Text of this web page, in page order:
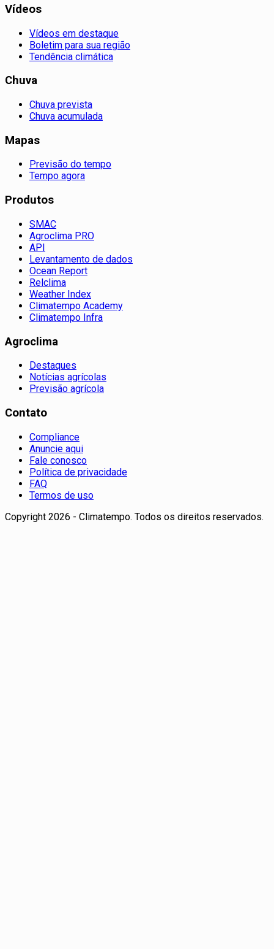
Vídeos
Vídeos em destaque
Boletim para sua região
Tendência climática
Chuva
Chuva prevista
Chuva acumulada
Mapas
Previsão do tempo
Tempo agora
Produtos
SMAC
Agroclima PRO
API
Levantamento de dados
Ocean Report
Relclima
Weather Index
Climatempo Academy
Climatempo Infra
Agroclima
Destaques
Notícias agrícolas
Previsão agrícola
Contato
Compliance
Anuncie aqui
Fale conosco
Política de privacidade
FAQ
Termos de uso
Copyright 2026 - Climatempo. Todos os direitos reservados.